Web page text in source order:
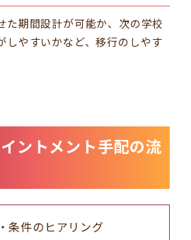
た期間設計が可能か、次の学校
しやすいかなど、移行のしやす
ントメント手配の流
条件のヒアリング